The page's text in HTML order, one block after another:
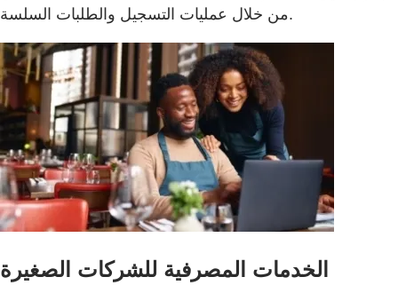
من خلال عمليات التسجيل والطلبات السلسة.
الخدمات المصرفية للشركات الصغيرة